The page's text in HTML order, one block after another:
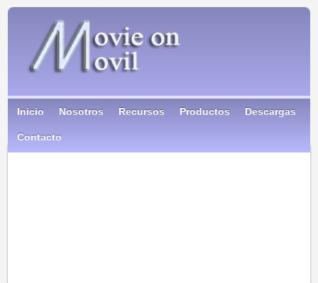
Inicio Nosotros Recursos Productos Descargas
Contacto